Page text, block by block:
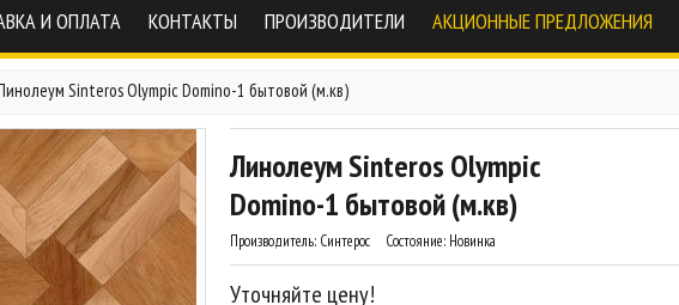
И ОПЛАТА КОНТАКТЫ ПРОИЗВОДИТЕЛИ АКЦИОННЫЕ ПРЕДЛОЖЕНИЯ
Sinteros Olympic Domino-1 бытовой (м.кв)
Линолеум Sinteros Olympic
Domino-1 бытовой (м.кв)
Производитель: Синтерос Состояние: Новинка
Уточняйте цену!